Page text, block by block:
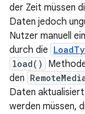
der Zeit müssen
Daten jedoch
Nutzer manuell
durch die
load()
den
Daten
werden müssen,